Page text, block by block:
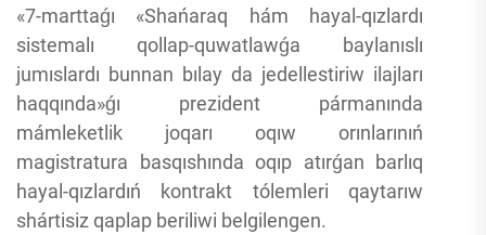
«7-marttaǵı «Shańaraq hám hayal-qızlardı
sistemalı qollap-quwatlawǵa baylanıslı
jumıslardı bunnan bılay da jedellestiriw ilajları
haqqında»ǵı prezident pármanında
mámleketlik joqarı oqıw orınlarınıń
magistratura basqıshında oqıp atırǵan barlıq
hayal-qızlardıń kontrakt tólemleri qaytarıw
shártisiz qaplap beriliwi belgilengen.